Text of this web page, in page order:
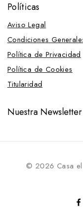
Políticas
Aviso Legal
Condiciones
Política de Privacidad
Política de Cookies
Titularidad
Nuestra Newsletter
© 2026 Casa el